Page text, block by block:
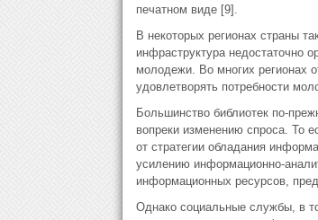
печатном виде [9].
В некоторых регионах страны
инфраструктура недостаточно
молодежи. Во многих регионах
удовлетворять потребности
Большинство библиотек по-
вопреки изменению спроса. То
от стратегии обладания
усилению информационно-
информационных ресурсов,
Однако социальные службы, в